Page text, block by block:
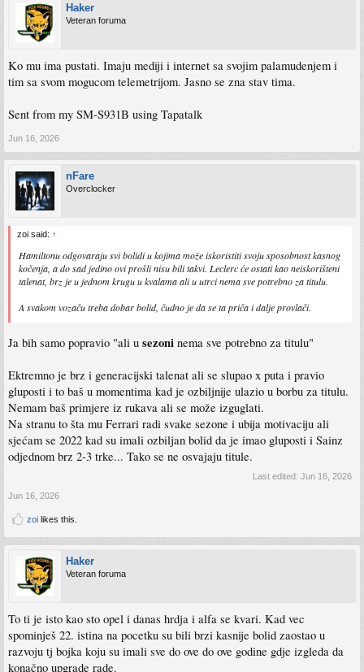
Haker
Veteran foruma
Ko mu ima pustati. Imaju mediji i internet sa svojim palamudenjem i
tim sa svom mogucom telemetrijom. Jasno se zna stav tima.
Sent from my SM-S931B using Tapatalk
Jun 16, 2026
nFare
Overclocker
zoi said: ↑
Hamiltonu odgovaraju svi bolidi u kojima može iskoristiti svoju sposobnost kasnog
kočenja, a do sad jedino ovi prošli nisu bili takvi. Leclerc će ostati kao neiskorišteni
talenat, brz je u jednom krugu u kvalama ali u utrci nema sve potrebno za titulu.
A svakom vozaču treba dobar bolid, čudno je da se ta priča i dalje provlači.
Ja bih samo popravio "ali u sezoni nema sve potrebno za titulu"
Ektremno je brz i generacijski talenat ali se slupao x puta i pravio
gluposti i to baš u momentima kad je ozbiljnije ulazio u borbu za titulu.
Nemam baš primjere iz rukava ali se može izguglati.
Na stranu to šta mu Ferrari radi svake sezone i ubija motivaciju ali
sjećam se 2022 kad su imali ozbiljan bolid da je imao gluposti i Sainz
odjednom brz 2-3 trke... Tako se ne osvajaju titule.
Last edited: Jun 16, 2026
Jun 16, 2026
zoi likes this.
Haker
Veteran foruma
To ti je isto kao sto opel i danas hrdja i alfa se kvari. Kad vec
spominješ 22. istina na pocetku su bili brzi kasnije bolid zaostao u
razvoju tj bojka koju su imali sve do ove do ove godine gdje izgleda da
konačno upgrade rade.